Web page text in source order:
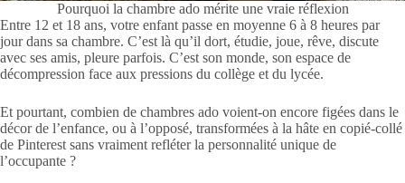
Pourquoi la chambre ado mérite une vraie réflexion
Entre 12 et 18 ans, votre enfant passe en moyenne 6 à 8 heures par
jour dans sa chambre. C’est là qu’il dort, étudie, joue, rêve, discute
avec ses amis, pleure parfois. C’est son monde, son espace de
décompression face aux pressions du collège et du lycée.
Et pourtant, combien de chambres ado voient-on encore figées dans le
décor de l’enfance, ou à l’opposé, transformées à la hâte en copié-collé
de Pinterest sans vraiment refléter la personnalité unique de
l’occupante ?